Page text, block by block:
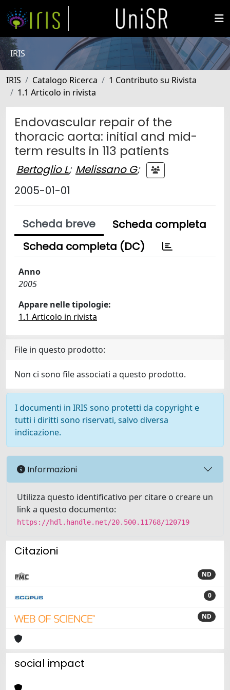
IRIS
IRIS Catalogo Ricerca
1 Contributo su Rivista
1.1 Articolo in rivista
Endovascular repair of the
thoracic aorta: initial and mid-
term results in 113 patients
Bertoglio L; Melissano G;
2005-01-01
Scheda breve
Scheda completa
Scheda completa (DC)
Anno
2005
Appare nelle tipologie:
1.1 Articolo in rivista
File in questo prodotto:
Non ci sono file associati a questo prodotto.
I documenti in IRIS sono protetti da copyright e
tutti i diritti sono riservati, salvo diversa
indicazione.
Informazioni
Utilizza questo identificativo per citare o creare un
link a questo documento:
https://hdl.handle.net/20.500.11768/120719
Citazioni
ND
0
ND
social impact